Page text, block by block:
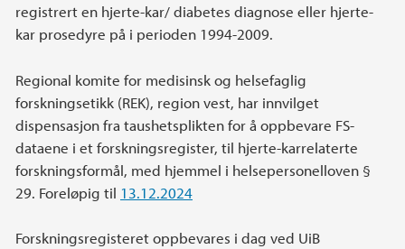
registrert en hjerte-kar/ diabetes diagnose eller hjerte-
kar prosedyre på i perioden 1994-2009.
Regional komite for medisinsk og helsefaglig
forskningsetikk (REK), region vest, har innvilget
dispensasjon fra taushetsplikten for å oppbevare FS-
dataene i et forskningsregister, til hjerte-karrelaterte
forskningsformål, med hjemmel i helsepersonelloven §
29. Foreløpig til 13.12.2024
Forskningsregisteret oppbevares i dag ved UiB